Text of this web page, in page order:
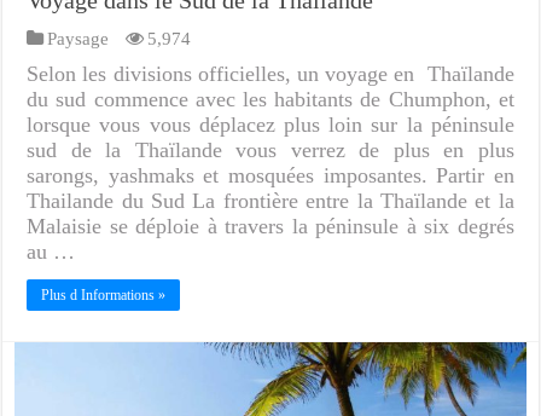
Paysage 5,974
Selon les divisions officielles, un voyage en Thaïlande
du sud commence avec les habitants de Chumphon, et
lorsque vous vous déplacez plus loin sur la péninsule
sud de la Thaïlande vous verrez de plus en plus
sarongs, yashmaks et mosquées imposantes. Partir en
Thailande du Sud La frontière entre la Thaïlande et la
Malaisie se déploie à travers la péninsule à six degrés
au …
Plus d Informations »